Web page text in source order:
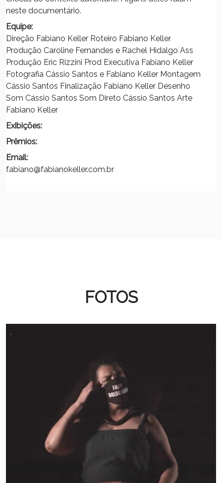
neste documentário.
Equipe:
Direção Fabiano Keller Roteiro Fabiano Keller
Produção Caroline Fernandes e Rachel Hidalgo Ass
Produção Eric Rizzini Prod Executiva Fabiano Keller
Fotografia Cássio Santos e Fabiano Keller Montagem
Cássio Santos Finalização Fabiano Keller Desenho
Som Cássio Santos Som Direto Cássio Santos Arte
Fabiano Keller
Exibições:
Prêmios:
Email:
fabiano@fabianokeller.com.br
FOTOS